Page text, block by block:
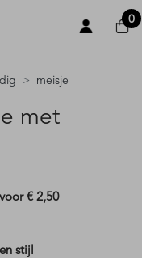
0
meisje
met
€ 2,50
stijl